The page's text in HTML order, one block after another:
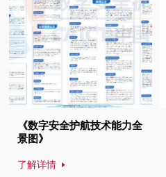
《数字安全护航技术能力全
景图》
了解详情